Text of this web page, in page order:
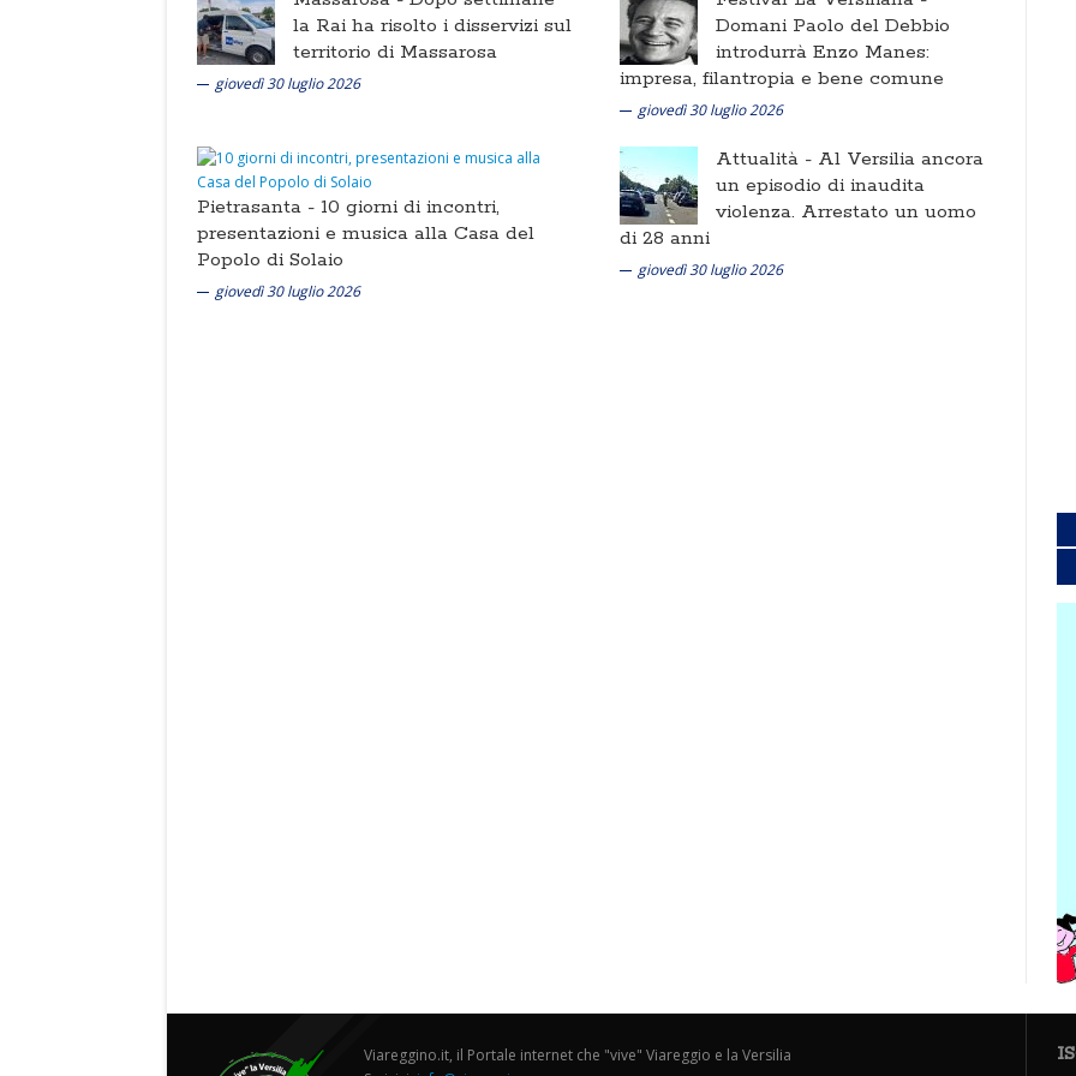
la Rai ha risolto i disservizi sul
territorio di Massarosa
giovedì 30 luglio 2026
Domani Paolo del Debbio
introdurrà Enzo Manes:
impresa, filantropia e bene comune
giovedì 30 luglio 2026
Pietrasanta - 10 giorni di incontri,
presentazioni e musica alla Casa del
Popolo di Solaio
giovedì 30 luglio 2026
Attualità - Al Versilia ancora
un episodio di inaudita
violenza. Arrestato un uomo
di 28 anni
giovedì 30 luglio 2026
Viareggino.it, il Portale internet che "vive" Viareggio e la Versilia